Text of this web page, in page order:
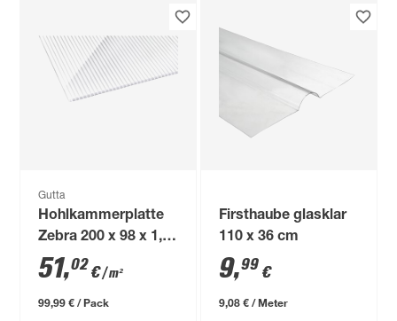
Gutta
Hohlkammerplatte
Zebra 200 x 98 x 1,6
cm weiß
51,02€/ m²
99,99 € / Pack
Firsthaube glasklar
110 x 36 cm
9,99 €
9,08 € / Meter